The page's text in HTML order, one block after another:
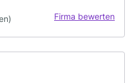
Firma bewerten